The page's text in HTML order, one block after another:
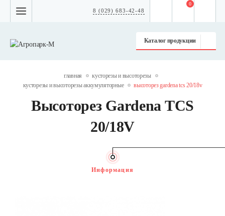
8 (029) 683-42-48
Каталог продукции
0
главная
кусторезы и высоторезы
кусторезы и высоторезы аккумуляторные
высоторез gardena tcs 20/18v
Высоторез Gardena TCS
20/18V
Информация